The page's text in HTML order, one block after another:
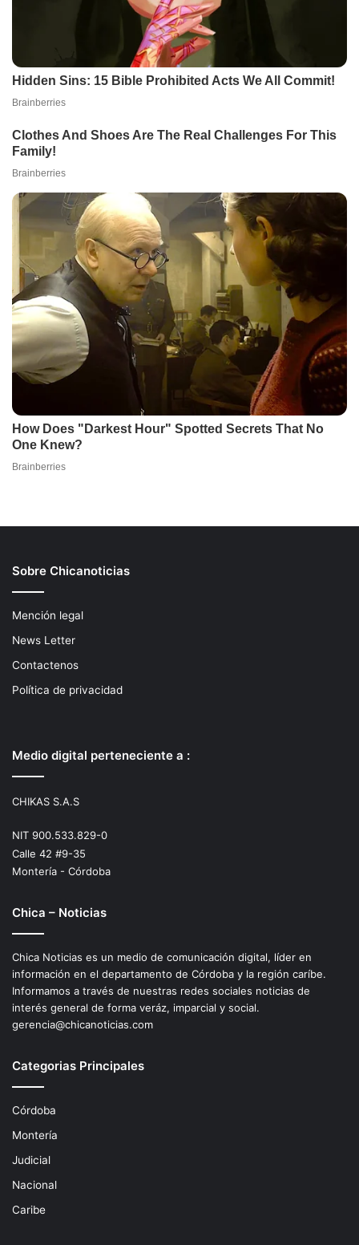
Sobre Chicanoticias
Mención legal
News Letter
Contactenos
Política de privacidad
Medio digital perteneciente a :
CHIKAS S.A.S
NIT 900.533.829-0
Calle 42 #9-35
Montería - Córdoba
Chica – Noticias
Chica Noticias es un medio de comunicación digital, líder en
información en el departamento de Córdoba y la región caríbe.
Informamos a través de nuestras redes sociales noticias de
interés general de forma veráz, imparcial y social.
gerencia@chicanoticias.com
Categorias Principales
Córdoba
Montería
Judicial
Nacional
Caribe